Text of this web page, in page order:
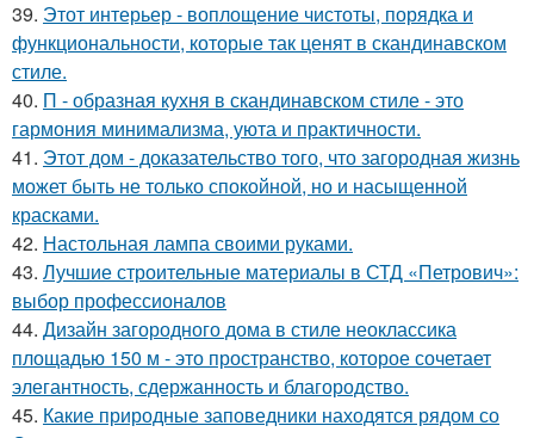
39. Этот интерьер - воплощение чистоты, порядка и
функциональности, которые так ценят в скандинавском
стиле.
40. П - образная кухня в скандинавском стиле - это
гармония минимализма, уюта и практичности.
41. Этот дом - доказательство того, что загородная жизнь
может быть не только спокойной, но и насыщенной
красками.
42. Настольная лампа своими руками.
43. Лучшие строительные материалы в СТД «Петрович»:
выбор профессионалов
44. Дизайн загородного дома в стиле неоклассика
площадью 150 м - это пространство, которое сочетает
элегантность, сдержанность и благородство.
45. Какие природные заповедники находятся рядом со